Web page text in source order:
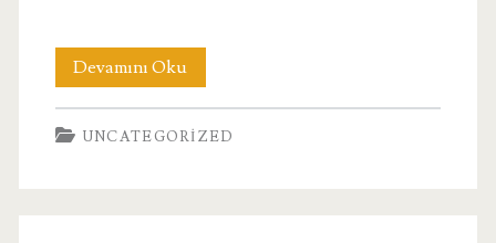
Devamını OkuE
Waste
Recycling
UNCATEGORIZED